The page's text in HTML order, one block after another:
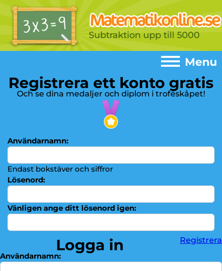
Subtraktion upp till 5000
Registrera ett konto gratis
Och se dina medaljer och diplom i troféskåpet!
Användarnamn:
Endast bokstäver och siffror
Lösenord:
Vänligen ange ditt lösenord igen:
Registrera
Logga in
Användarnamn:
Menu
Menu
► Addition
► Subtraktion
► Multiplikationstabeller
► Multiplikation
► Troféskåp